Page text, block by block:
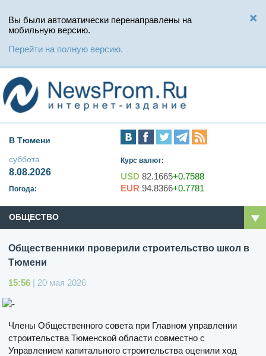
Вы были автоматически перенаправлены на
мобильную версию.
Перейти на полную версию.
В Тюмени
суббота
8.08.2026
Погода:
Курс валют:
USD 82.1665+0.7588
EUR 94.8366+0.7781
ОБЩЕСТВО
Общественники проверили строительство школ в
Тюмени
15:56 | 20 мая 2026
Члены Общественного совета при Главном управлении
строительства Тюменской области совместно с
Управлением капитального строительства оценили ход